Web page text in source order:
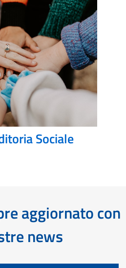
Sociale
aggiornato con
news